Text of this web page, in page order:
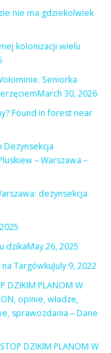
nie ma gdziekolwiek
kolonizacji wielu
Seniorka
30, 2026
Found in forest near
Dezynsekcja
– Warszawa –
dezynsekcja
26, 2025
TargówkuJuly 9, 2022
DZIKIM PLANOM W
opinie, władze,
sprawozdania – Dane
DZIKIM PLANOM W